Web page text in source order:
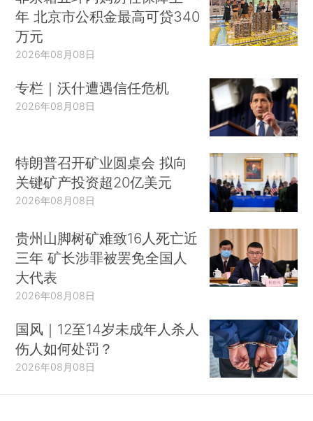
年 北京市公积金最高可贷340
万元
2026年08月08日
专栏｜沃什遭遇信任危机
2026年08月08日
特朗普召开矿业圆桌会 拟向
关键矿产投资超20亿美元
2026年08月08日
贵州山脚树矿难致16人死亡近
三年 矿长涉罪被罢免全国人
大代表
2026年08月08日
国风｜12至14岁未成年人杀人
伤人如何处罚？
2026年08月08日